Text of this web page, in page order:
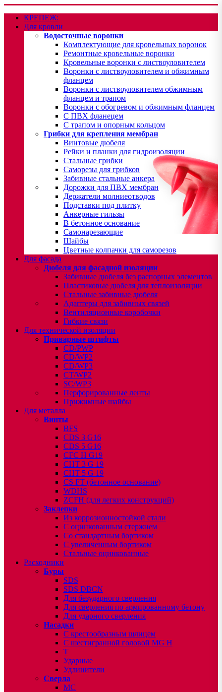
КРЕПЕЖ:
Для кровли
Водосточные воронки
Комплектующие для кровельных воронок
Ремонтные кровельные воронки
Кровельные воронки с листвоуловителем
Воронки с листвоуловителем и обжимным
фланцем
Воронки с листвоуловителем обжимным
фланцем и трапом
Воронки с обогревом и обжимным фланцем
С ПВХ фланецем
С трапом и опорным кольцом
Грибки для крепления мембран
Винтовые дюбеля
Рейки и планки для гидроизоляции
Стальные грибки
Саморезы для грибков
Забивные стальные анкера
Дорожки для ПВХ мембран
Держатели молниеотводов
Подставки под плитку
Анкерные гильзы
В бетонное основание
Самонарезающие
Шайбы
Цветные колпачки для саморезов
Для фасада
Дюбеля для фасадной изоляции
Забивные дюбеля без распорных элементов
Пластиковые дюбеля для теплоизоляции
Стальные забивные дюбеля
Адаптеры для забивных связей
Вентиляционные коробочки
Гибкие связи
Для технической изоляции
Приварные штифты
CD/PWP
CD/WP2
CD/WP3
CT/WP2
SC/WP3
Перфорированные ленты
Прижимные шайбы
Для металла
Винты
BFS
CDS 3 G16
CDS 5 G16
CFC H G19
CHT 3 G 19
CHT 5 G 19
CS FT (бетонное основание)
WDHS
ZCFH (для легких конструкций)
Заклепки
Из коррозионностойкой стали
С оцинкованным стержнем
Со стандартным бортиком
С увеличенным бортиком
Стальные оцинкованные
Расходники
Буры
SDS
SDS DBCN
Для безударного сверления
Для сверления по армированному бетону
Для ударного сверления
Насадки
С крестообразным шлицем
С шестигранной головой MG H
T
Ударные
Удлинители
Сверла
МС